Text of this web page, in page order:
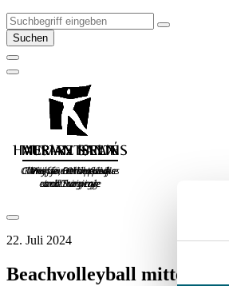
Suchen
22. Juli 2024
Beachvolleyball mitten in